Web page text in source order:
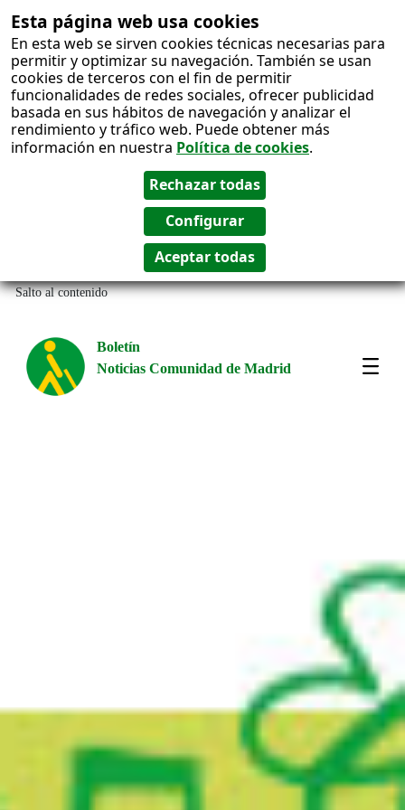
Esta página web usa cookies
En esta web se sirven cookies técnicas necesarias para
permitir y optimizar su navegación. También se usan
cookies de terceros con el fin de permitir
funcionalidades de redes sociales, ofrecer publicidad
basada en sus hábitos de navegación y analizar el
rendimiento y tráfico web. Puede obtener más
información en nuestra Política de cookies.
Salto al contenido
Boletín
Noticias Comunidad de Madrid